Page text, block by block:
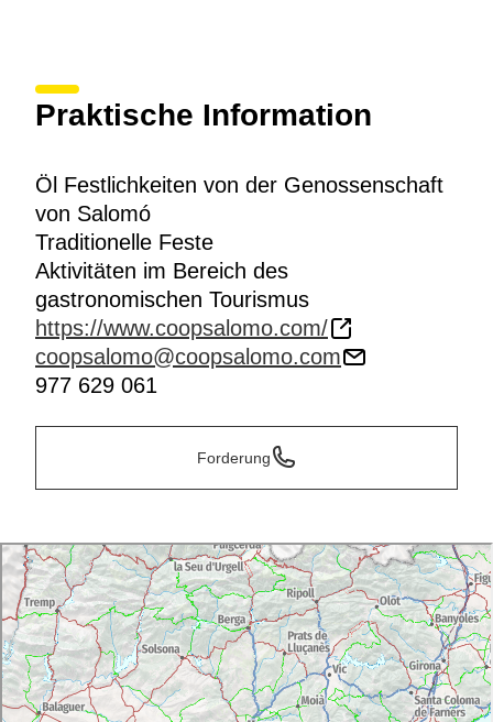
Praktische Information
Öl Festlichkeiten von der Genossenschaft
von Salomó
Traditionelle Feste
Aktivitäten im Bereich des
gastronomischen Tourismus
https://www.coopsalomo.com/
coopsalomo@coopsalomo.com
977 629 061
Forderung